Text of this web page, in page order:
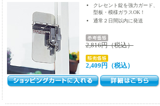
クレセント錠を強力ガード、
型板・模様ガラスOK！
通常２日間以内に発送
2,816円（税込）
2,409円（税込）